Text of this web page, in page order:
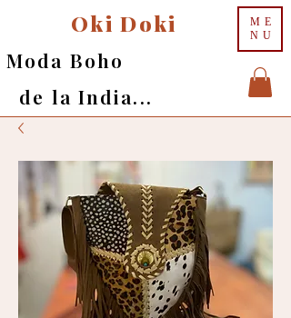
ME
NU
Oki Doki
Moda Boho
de la India...